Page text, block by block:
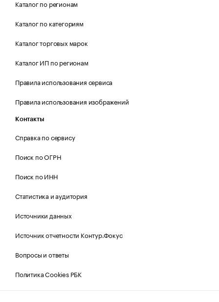
Каталог по регионам
Каталог по категориям
Каталог торговых марок
Каталог ИП по регионам
Правила использования сервиса
Правила использования изображений
Контакты
Справка по сервису
Поиск по ОГРН
Поиск по ИНН
Статистика и аудитория
Источники данных
Источник отчетности Контур.Фокус
Вопросы и ответы
Политика Cookies РБК